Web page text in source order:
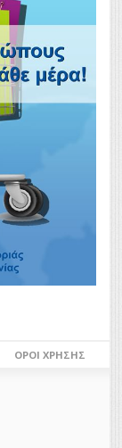
ΌΡΟΙ ΧΡΉΣΗΣ